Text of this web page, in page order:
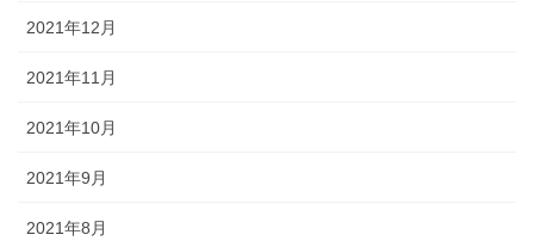
2021年12月
2021年11月
2021年10月
2021年9月
2021年8月